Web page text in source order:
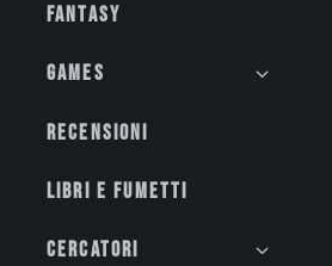
Fantasy
Games
Recensioni
Libri e fumetti
Cercatori